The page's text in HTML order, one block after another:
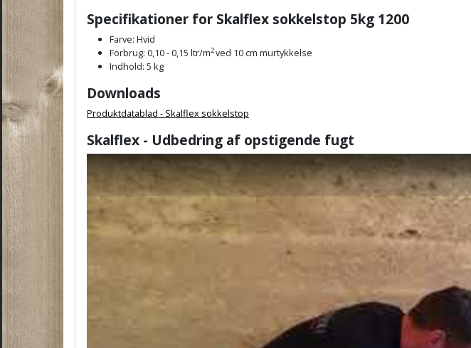
Specifikationer for Skalflex sokkelstop 5kg 1200
Farve: Hvid
Forbrug: 0,10 - 0,15 ltr/m2ved 10 cm murtykkelse
Indhold: 5 kg
Downloads
Produktdatablad - Skalflex sokkelstop
Skalflex - Udbedring af opstigende fugt